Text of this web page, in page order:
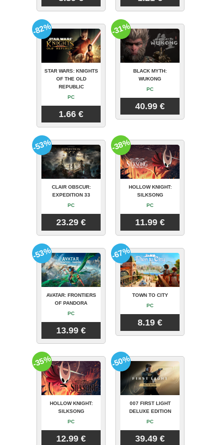
STAR WARS: KNIGHTS
OF THE OLD
REPUBLIC
PC
1.66 €
-82%
BLACK MYTH:
WUKONG
PC
40.99 €
-31%
CLAIR OBSCUR:
EXPEDITION 33
PC
23.29 €
-53%
HOLLOW KNIGHT:
SILKSONG
PC
11.99 €
-38%
AVATAR: FRONTIERS
OF PANDORA
PC
13.99 €
-53%
TOWN TO CITY
PC
8.19 €
-67%
HOLLOW KNIGHT:
SILKSONG
PC
12.99 €
-35%
007 FIRST LIGHT
DELUXE EDITION
PC
39.49 €
-50%